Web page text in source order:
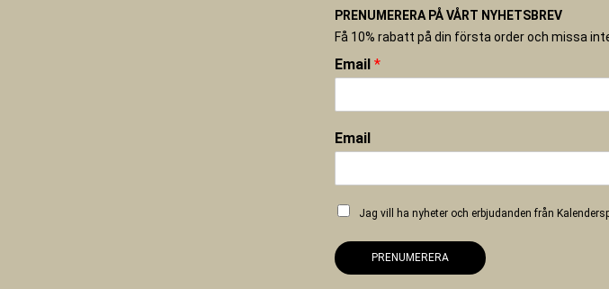
PRENUMERERA PÅ VÅRT NYHETSBREV
Få 10% rabatt på din första order och missa
Email *
Email
Jag vill ha nyheter och erbjudanden från
PRENUMERERA